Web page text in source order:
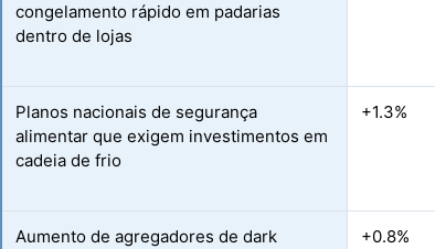
congelamento rápido em padarias
dentro de lojas
Planos nacionais de segurança
alimentar que exigem investimentos em
cadeia de frio
+1.3%
Aumento de agregadores de dark
+0.8%